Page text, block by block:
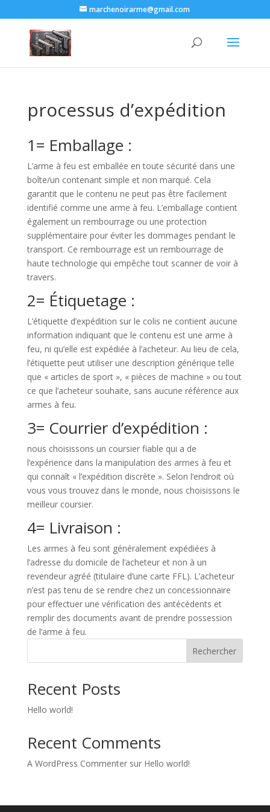
marchenoirarme@gmail.com
processus d’expédition
1= Emballage :
L’arme à feu est emballée en toute sécurité dans une
boîte/un contenant simple et non marqué. Cela
garantit que le contenu ne peut pas être facilement
identifié comme une arme à feu. L’emballage contient
également un rembourrage ou une protection
supplémentaire pour éviter les dommages pendant le
transport. Ce rembourrage est un rembourrage de
haute technologie qui empêche tout scanner de voir à
travers.
2= Étiquetage :
L’étiquette d’expédition sur le colis ne contient aucune
information indiquant que le contenu est une arme à
feu, ni qu’elle est expédiée à l’acheteur. Au lieu de cela,
l’étiquette peut utiliser une description générique telle
que « articles de sport », « pièces de machine » ou tout
ce que l’acheteur souhaite, sans aucune référence aux
armes à feu.
3= Courrier d’expédition :
nous choisissons un coursier fiable qui a de
l’expérience dans la manipulation des armes à feu et
qui connaît « l’expédition discrète ». Selon l’endroit où
vous vous trouvez dans le monde, nous choisissons le
meilleur coursier.
4= Livraison :
Les armes à feu sont généralement expédiées à
l’adresse du domicile de l’acheteur et non à un
revendeur agréé (titulaire d’une carte FFL). L’acheteur
n’est pas tenu de se rendre chez un concessionnaire
pour effectuer une vérification des antécédents et
remplir des documents avant de prendre possession
de l’arme à feu.
Rechercher
Recent Posts
Hello world!
Recent Comments
A WordPress Commentersur Hello world!